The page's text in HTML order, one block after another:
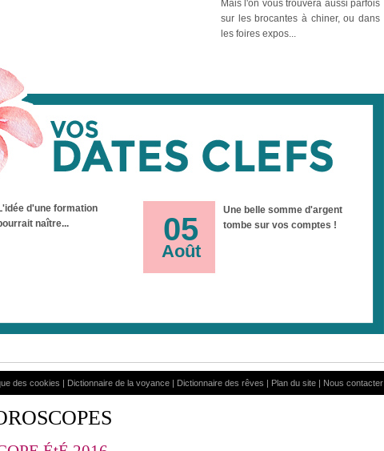
Mais l'on vous trouvera aussi parfois
sur les brocantes à chiner, ou dans
les foires expos...
d'une formation
naître...
05
Août
Une belle somme d'argent
tombe sur vos comptes !
des cookies | Dictionnaire de la voyance| Dictionnaire des rêves | Plan du site| Nous contacter